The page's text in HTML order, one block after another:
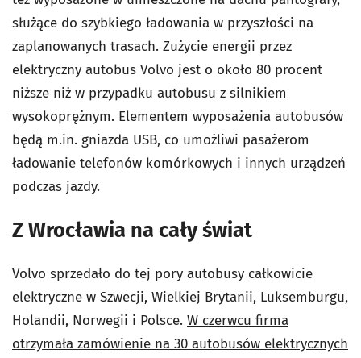
służące do szybkiego ładowania w przyszłości na
zaplanowanych trasach. Zużycie energii przez
elektryczny autobus Volvo jest o około 80 procent
niższe niż w przypadku autobusu z silnikiem
wysokoprężnym. Elementem wyposażenia autobusów
będą m.in. gniazda USB, co umożliwi pasażerom
ładowanie telefonów komórkowych i innych urządzeń
podczas jazdy.
Z Wrocławia na cały świat
Volvo sprzedało do tej pory autobusy całkowicie
elektryczne w Szwecji, Wielkiej Brytanii, Luksemburgu,
Holandii, Norwegii i Polsce. W czerwcu firma
otrzymała zamówienie na 30 autobusów elektrycznych